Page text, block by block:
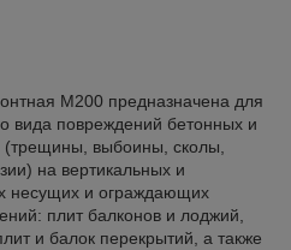
М200 предназначена для
вида повреждений бетонных и
(трещины, выбоины, сколы,
на вертикальных и
несущих и ограждающих
плит балконов и лоджий,
и балок перекрытий, а также